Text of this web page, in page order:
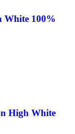
White 100%
High White